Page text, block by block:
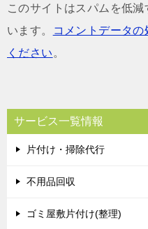
このサイトはスパムを低
います。
コメントデータ
ください 。
サービス一覧情報
片付け・掃除代行
不用品回収
ゴミ屋敷片付け(整理)